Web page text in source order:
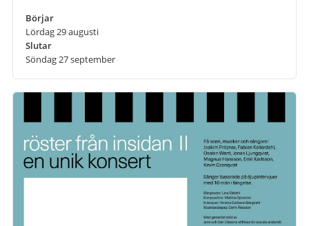
Börjar
Lördag 29 augusti
Slutar
Söndag 27 september